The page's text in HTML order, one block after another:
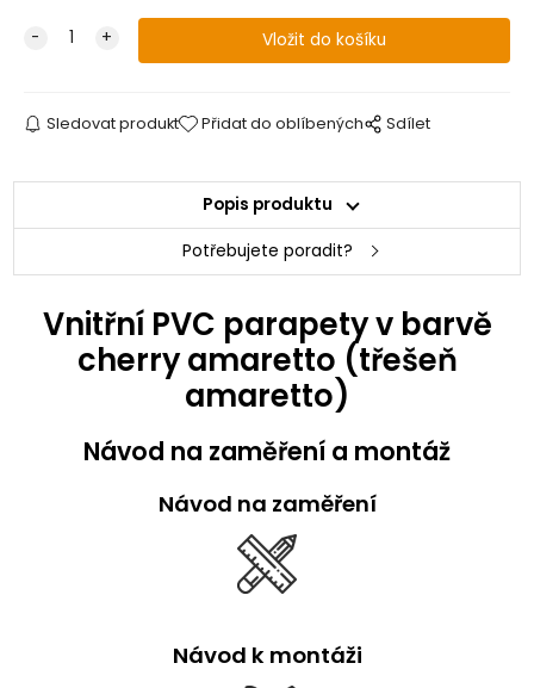
Sledovat produkt Přidat do oblíbených Sdílet
Popis produktu
Potřebujete poradit?
Vnitřní PVC parapety v barvě
cherry amaretto (třešeň
amaretto)
Návod na zaměření a montáž
Návod na zaměření
Návod k montáži